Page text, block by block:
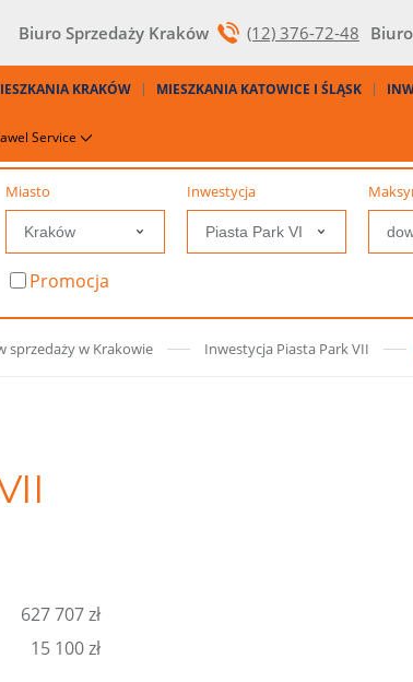
Biuro Sprzedaży Kraków (12) 376-72-48
KRAKÓW MIESZKANIA KATOWICE I ŚLĄSK
Service
Miasto Inwestycja
Promocja
sprzedaży w Krakowie Inwestycja Piasta Park VII
627 707 zł
15 100 zł